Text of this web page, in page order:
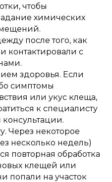
чтобы
химических
после того, как
контактировали с
здоровья. Если
симптомы
или укус клеща,
к специалисту
Через некоторое
несколько недель)
повторная обработка
клещей или
попали на участок